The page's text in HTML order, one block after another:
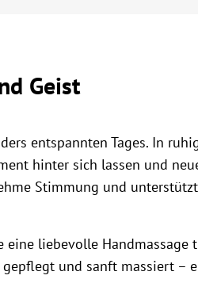
Geist
entspannten Tages. In
hinter sich lassen und
Stimmung und
liebevolle Handmassage
und sanft massiert –